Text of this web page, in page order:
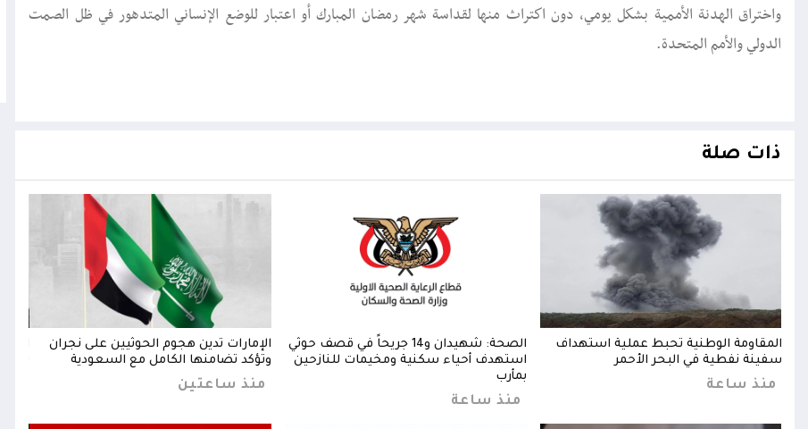
واختراق الهدنة الأممية بشكل يومي، دون اكتراث منها لقداسة شهر رمضان المبارك أو اعتبار للوضع الإنساني المتدهور في ظل الصمت
الدولي والأمم المتحدة.
ذات صلة
المقاومة الوطنية تحبط عملية استهداف
سفينة نفطية في البحر الأحمر
منذ ساعة
الصحة: شهيدان و14 جريحاً في قصف حوثي
استهدف أحياء سكنية ومخيمات للنازحين
بمأرب
منذ ساعة
الإمارات تدين هجوم الحوثيين على نجران
وتؤكد تضامنها الكامل مع السعودية
منذ ساعتين